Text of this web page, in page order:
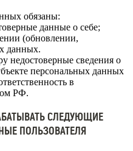
обязаны:
данные о себе;
(обновлении,
данных.
недостоверные сведения о
персональных данных
в
РФ.
СЛЕДУЮЩИЕ
ПОЛЬЗОВАТЕЛЯ